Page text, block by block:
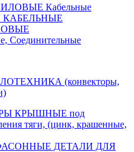
Кабельные
(конвекторы,
КРЫШНЫЕ под
тяги, (цинк, крашенные,
ДЕТАЛИ ДЛЯ